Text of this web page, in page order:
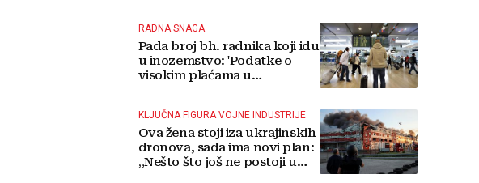
RADNA SNAGA
Pada broj bh. radnika koji idu
u inozemstvo: 'Podatke o
visokim plaćama u
KLJUČNA FIGURA VOJNE INDUSTRIJE
Ova žena stoji iza ukrajinskih
dronova, sada ima novi plan:
„Nešto što još ne postoji u